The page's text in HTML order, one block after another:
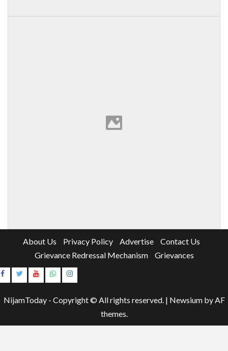
About Us Privacy Policy Advertise
Contact Us
Grievance Redressal Mechanism
Grievances
Instagram
NijamToday - Copyright © All rights reserved. | Newsiumby AF
themes.